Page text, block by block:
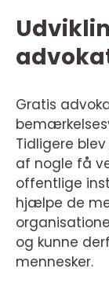
Gratis
Tidligere
af nogle få
offentlige
hjælpe de
og kunne
mennesker.